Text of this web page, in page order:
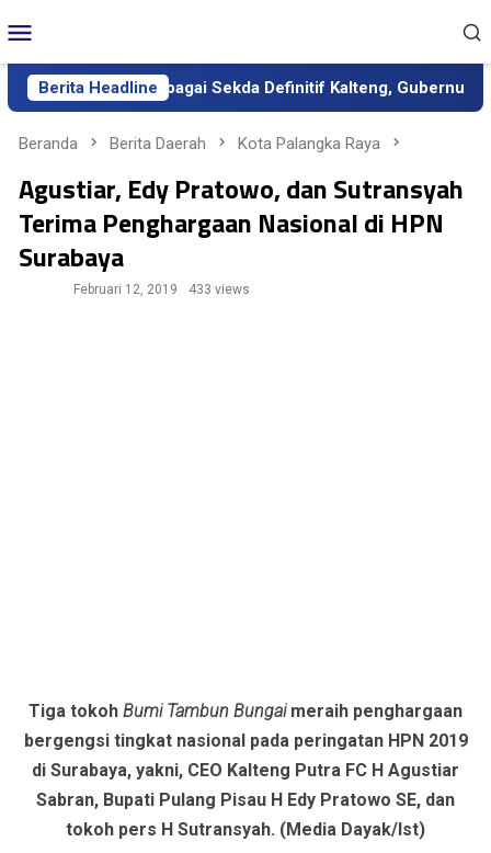
ke
kontenMobile
Berita Headline
Dilantik sebagai Sekda Definitif Kalteng, Gubernur
Beranda Berita Daerah Kota Palangka Raya
Agustiar, Edy Pratowo, dan Sutransyah
Terima Penghargaan Nasional di HPN
Surabaya
Februari 12, 2019 433 views
Tiga tokoh Bumi Tambun Bungaimeraih penghargaan
bergengsi tingkat nasional pada peringatan HPN 2019
di Surabaya, yakni, CEO Kalteng Putra FC H Agustiar
Sabran, Bupati Pulang Pisau H Edy Pratowo SE, dan
tokoh pers H Sutransyah. (Media Dayak/Ist)